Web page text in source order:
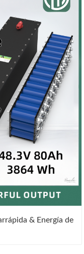
& Energía de